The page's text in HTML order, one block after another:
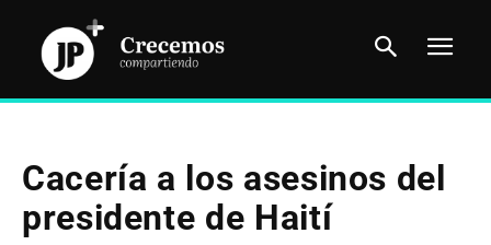
Cacería a los asesinos del
presidente de Haití